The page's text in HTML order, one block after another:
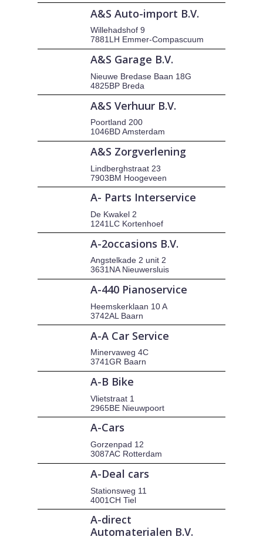
A&S Auto-import B.V.
Willehadshof 9
7881LH Emmer-Compascuum
A&S Garage B.V.
Nieuwe Bredase Baan 18G
4825BP Breda
A&S Verhuur B.V.
Poortland 200
1046BD Amsterdam
A&S Zorgverlening
Lindberghstraat 23
7903BM Hoogeveen
A- Parts Interservice
De Kwakel 2
1241LC Kortenhoef
A-2occasions B.V.
Angstelkade 2 unit 2
3631NA Nieuwersluis
A-440 Pianoservice
Heemskerklaan 10 A
3742AL Baarn
A-A Car Service
Minervaweg 4C
3741GR Baarn
A-B Bike
Vlietstraat 1
2965BE Nieuwpoort
A-Cars
Gorzenpad 12
3087AC Rotterdam
A-Deal cars
Stationsweg 11
4001CH Tiel
A-direct
Automaterialen B.V.